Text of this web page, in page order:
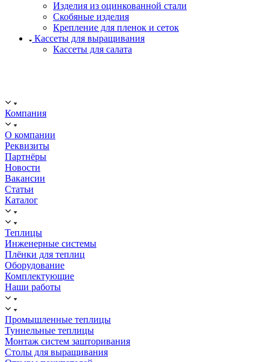
Изделия из оцинкованной стали
Скобяные изделия
Крепление для пленок и сеток
Кассеты для выращивания
Кассеты для салата
Компания
О компании
Реквизиты
Партнёры
Новости
Вакансии
Статьи
Каталог
Теплицы
Инженерные системы
Плёнки для теплиц
Оборудование
Комплектующие
Наши работы
Промышленные теплицы
Туннельные теплицы
Монтаж систем зашторивания
Столы для выращивания